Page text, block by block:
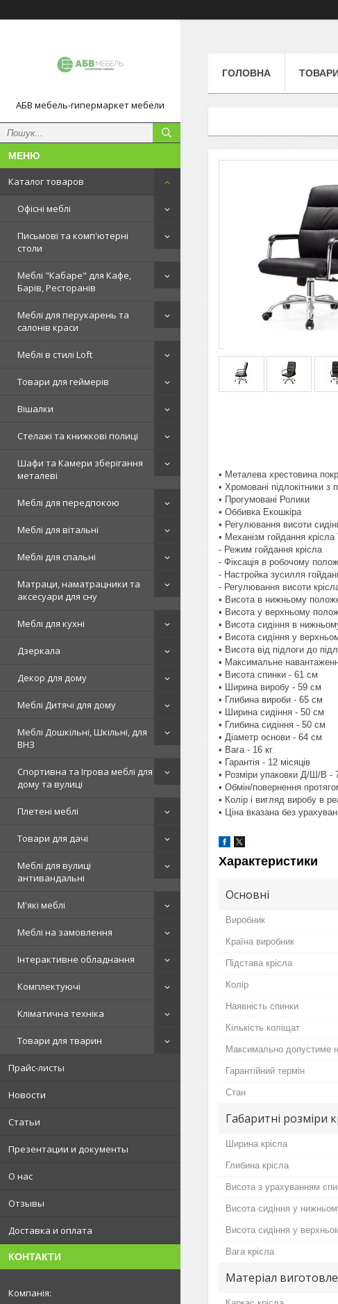
АБВ мебель-гипермаркет мебели
Каталог товаров
Офісні меблі
Письмові та комп'ютерні
столи
Меблі "Кабаре" для Кафе,
Барів, Ресторанів
Меблі для перукарень та
салонів краси
Меблі в стилі Loft
Товари для геймерів
Вішалки
Стелажі та книжкові полиці
Шафи та Камери зберігання
металеві
Меблі для передпокою
Меблі для вітальні
Меблі для спальні
Матраци, наматрацники та
аксесуари для сну
Меблі для кухні
Дзеркала
Декор для дому
Меблі Дитячі для дому
Меблі Дошкільні, Шкільні, для
ВНЗ
Спортивна та Ігрова меблі для
дому та вулиці
Плетені меблі
Товари для дачі
Меблі для вулиці
антивандальні
М'які меблі
Меблі на замовлення
Інтерактивне обладнання
Комплектуючі
Кліматична техніка
Товари для тварин
Прайс-листы
Новости
Статьи
Презентации и документы
О нас
Отзывы
Доставка и оплата
КОНТАКТИ
ГОЛОВНА
• Металева хрестовина
• Хромовані підлокітники
• Прогумовані Ролики
• Оббивка Екошкіра
• Регулювання висоти
• Механізм гойдання крісла
- Режим гойдання крісла
- Фіксація в робочому
- Настройка зусилля
- Регулювання висоти
• Висота в нижньому
• Висота у верхньому
• Висота сидіння в
• Висота сидіння у
• Висота від підлоги до
• Максимальне
• Висота спинки - 61 см
• Ширина виробу - 59 см
• Глибина вироби - 65 см
• Ширина сидіння - 50 см
• Глибина сидіння - 50 см
• Діаметр основи - 64 см
• Вага - 16 кг
• Гарантія - 12 місяців
• Розміри упаковки Д/Ш/В -
• Обмін/повернення
• Колір і вигляд виробу в
• Ціна вказана без
Характеристики
Основні
Виробник
Країна виробник
Підстава крісла
Колір
Наявність спинки
Кількість коліщат
Максимально допустиме
Гарантійний термін
Стан
Габаритні розміри
Ширина крісла
Глибина крісла
Висота з урахуванням
Висота сидіння у
Висота сидіння у
Вага крісла
Матеріал